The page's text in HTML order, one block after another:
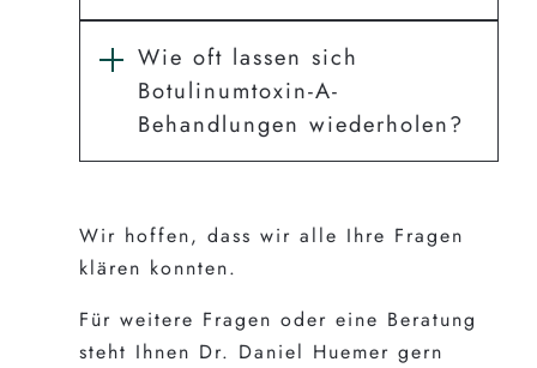
Wie oft lassen sich
Botulinumtoxin-A-
Behandlungen wiederholen?
Wir hoffen, dass wir alle Ihre Fragen
klären konnten.
Für weitere Fragen oder eine Beratung
steht Ihnen Dr. Daniel Huemer gern